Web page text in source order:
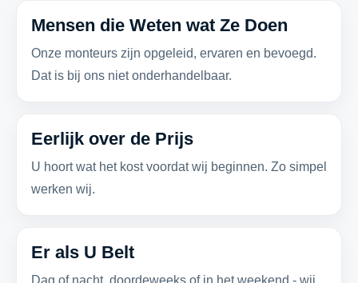
Mensen die Weten wat Ze Doen
Onze monteurs zijn opgeleid, ervaren en bevoegd.
Dat is bij ons niet onderhandelbaar.
Eerlijk over de Prijs
U hoort wat het kost voordat wij beginnen. Zo simpel
werken wij.
Er als U Belt
Dag of nacht, doordeweeks of in het weekend - wij